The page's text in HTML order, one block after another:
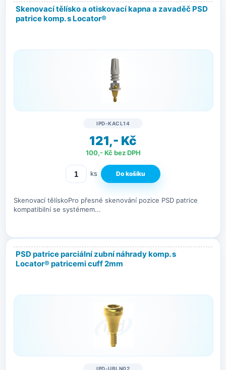
Skenovací tělísko a otiskovací kapna a zavaděč PSD
patrice komp. s Locator®
IPD-KACL14
121,- Kč
100,- Kč bez DPH
ks
Skenovací tělískoPro přesné skenování pozice PSD patrice
kompatibilní se systémem...
PSD patrice parciální zubní náhrady komp. s
Locator® patricemi cuff 2mm
IPD-UBLN02